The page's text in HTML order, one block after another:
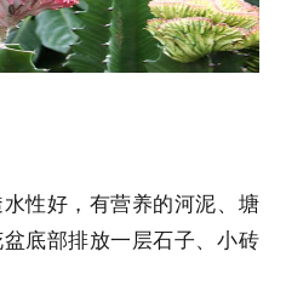
性好，有营养的河泥、塘
底部排放一层石子、小砖